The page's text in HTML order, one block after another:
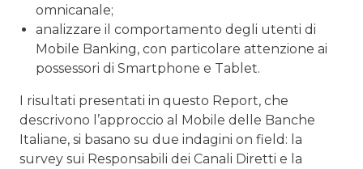
omnicanale;
analizzare il comportamento degli utenti di
Mobile Banking, con particolare attenzione ai
possessori di Smartphone e Tablet.
I risultati presentati in questo Report, che
descrivono l’approccio al Mobile delle Banche
Italiane, si basano su due indagini on field: la
survey sui Responsabili dei Canali Diretti e la